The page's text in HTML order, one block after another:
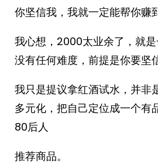
你坚信我，我就一定能帮你赚
我心想，2000太业余了，就
没有任何难度，前提是你要坚
我只是提议拿红酒试水，并非
多元化，把自己定位成一个有
80后人
推荐商品。